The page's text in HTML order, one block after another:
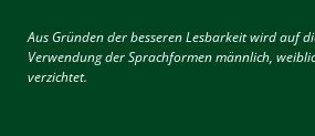
Aus Gründen der besseren Lesbarkeit wird auf
Verwendung der Sprachformen männlich,
verzichtet.